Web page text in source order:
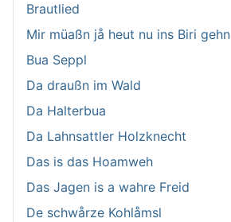
Brautlied
Mir müaßn jå heut nu ins Biri gehn
Bua Seppl
Da draußn im Wald
Da Halterbua
Da Lahnsattler Holzknecht
Das is das Hoamweh
Das Jagen is a wahre Freid
De schwårze Kohlåmsl